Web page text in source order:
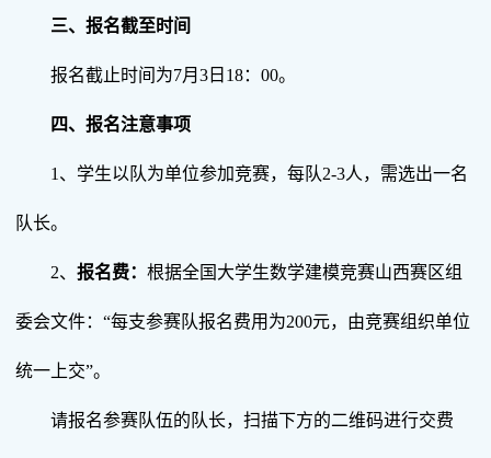
三、报名截至时间
报名截止时间为7月3日18：00。
四、报名注意事项
1、学生以队为单位参加竞赛，每队2-3人，需选出一名
队长。
2、 报名费： 根据全国大学生数学建模竞赛山西赛区组
委会文件：“每支参赛队报名费用为200元，由竞赛组织单位
统一上交”。
请报名参赛队伍的队长，扫描下方的二维码进行交费